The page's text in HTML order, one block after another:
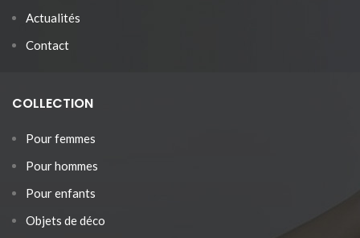
Actualités
Contact
COLLECTION
Pour femmes
Pour hommes
Pour enfants
Objets de déco